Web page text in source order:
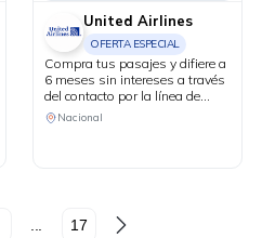
United Airlines
OFERTA ESPECIAL
Compra tus pasajes y difiere a
6 meses sin intereses a través
del contacto por la línea de
Whastapp.
Nacional
17